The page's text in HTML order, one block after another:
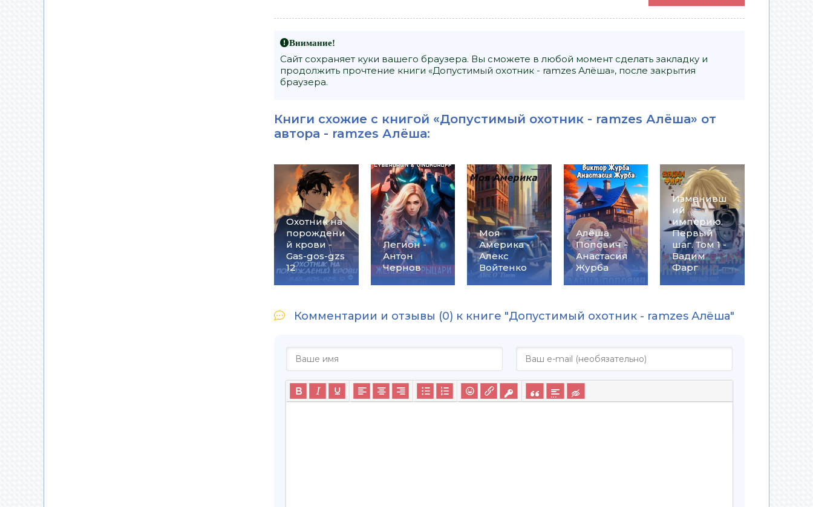
Внимание!
Сайт сохраняет куки вашего браузера. Вы сможете в любой момент сделать закладку и
продолжить прочтение книги «Допустимый охотник - ramzes Алёша», после закрытия
браузера.
Книги схожие с книгой «Допустимый охотник - ramzes Алёша» от
автора - ramzes Алёша:
Охотник на
порождени
й крови -
Gas-gos-gzs
12
Легион -
Антон
Чернов
Моя
Америка -
Алекс
Войтенко
Алёша
Попович -
Анастасия
Журба
Изменивш
ий
империю.
Первый
шаг. Том 1 -
Вадим
Фарг
Комментарии и отзывы (0) к книге "Допустимый охотник - ramzes Алёша"